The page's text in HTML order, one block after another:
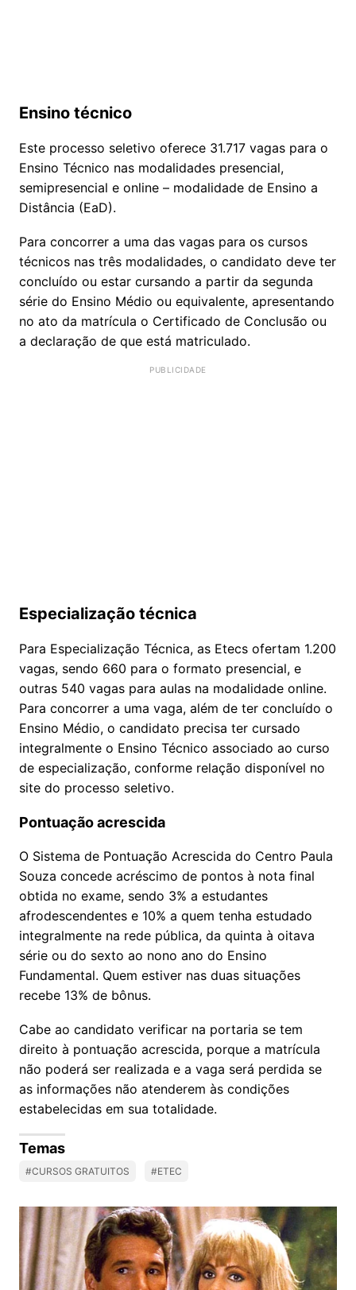
Ensino técnico
Este processo seletivo oferece 31.717 vagas para o
Ensino Técnico nas modalidades presencial,
semipresencial e online – modalidade de Ensino a
Distância (EaD).
Para concorrer a uma das vagas para os cursos
técnicos nas três modalidades, o candidato deve ter
concluído ou estar cursando a partir da segunda
série do Ensino Médio ou equivalente, apresentando
no ato da matrícula o Certificado de Conclusão ou
a declaração de que está matriculado.
Especialização técnica
Para Especialização Técnica, as Etecs ofertam 1.200
vagas, sendo 660 para o formato presencial, e
outras 540 vagas para aulas na modalidade online.
Para concorrer a uma vaga, além de ter concluído o
Ensino Médio, o candidato precisa ter cursado
integralmente o Ensino Técnico associado ao curso
de especialização, conforme relação disponível no
site do processo seletivo.
Pontuação acrescida
O Sistema de Pontuação Acrescida do Centro Paula
Souza concede acréscimo de pontos à nota final
obtida no exame, sendo 3% a estudantes
afrodescendentes e 10% a quem tenha estudado
integralmente na rede pública, da quinta à oitava
série ou do sexto ao nono ano do Ensino
Fundamental. Quem estiver nas duas situações
recebe 13% de bônus.
Cabe ao candidato verificar na portaria se tem
direito à pontuação acrescida, porque a matrícula
não poderá ser realizada e a vaga será perdida se
as informações não atenderem às condições
estabelecidas em sua totalidade.
Temas
#CURSOS GRATUITOS #ETEC